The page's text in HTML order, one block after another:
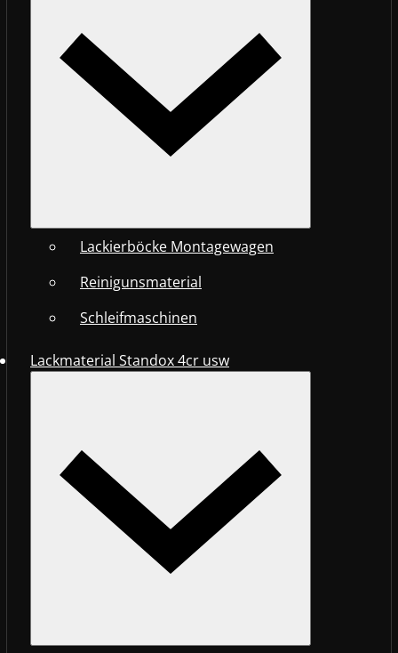
Lackierböcke Montagewagen
Reinigunsmaterial
Schleifmaschinen
Lackmaterial Standox 4cr usw